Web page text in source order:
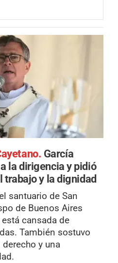
García
la dirigencia y pidió
trabajo y la dignidad
santuario de San
de Buenos Aires
cansada de
También sostuvo
y una